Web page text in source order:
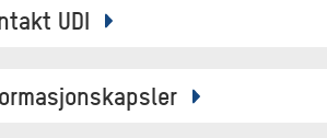
UDI